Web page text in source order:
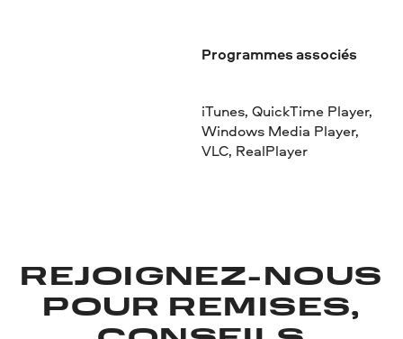
Programmes associés
iTunes, QuickTime Player,
Windows Media Player,
VLC, RealPlayer
REJOIGNEZ-NOUS
POUR REMISES,